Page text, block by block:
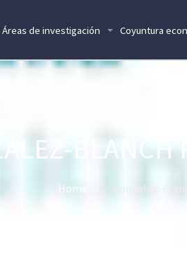
Áreas de investigación Coyuntura
BLANCH
Home González-